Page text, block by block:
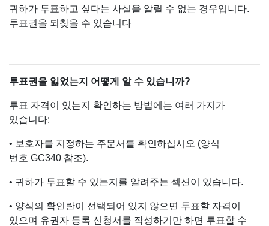
귀하가 투표하고 싶다는 사실을 알릴 수 없는 경우입니다.
투표권을 되찾을 수 있습니다
투표권을 잃었는지 어떻게 알 수 있습니까?
투표 자격이 있는지 확인하는 방법에는 여러 가지가
있습니다:
• 보호자를 지정하는 주문서를 확인하십시오 (양식
번호 GC340 참조).
• 귀하가 투표할 수 있는지를 알려주는 섹션이 있습니다.
• 양식의 확인란이 선택되어 있지 않으면 투표할 자격이
있으며 유권자 등록 신청서를 작성하기만 하면 투표할 수